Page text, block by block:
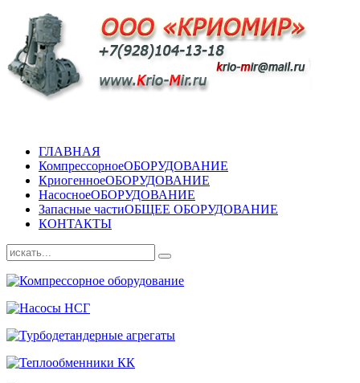
ГЛАВНАЯ
КомпрессорноеОБОРУДОВАНИЕ
КриогенноеОБОРУДОВАНИЕ
НасосноеОБОРУДОВАНИЕ
Запасные частиОБЩЕЕ ОБОРУДОВАНИЕ
КОНТАКТЫ